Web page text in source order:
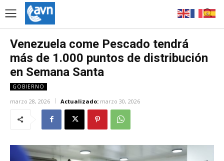
Venezuela come Pescado tendrá
más de 1.000 puntos de distribución
en Semana Santa
GOBIERNO
marzo 28, 2026 Actualizado: marzo 30, 2026